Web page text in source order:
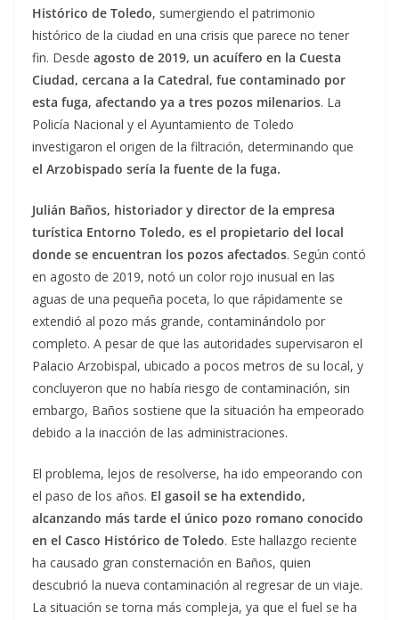
Histórico de Toledo, sumergiendo el patrimonio
histórico de la ciudad en una crisis que parece no tener
fin. Desde agosto de 2019, un acuífero en la Cuesta
Ciudad, cercana a la Catedral, fue contaminado por
esta fuga, afectando ya a tres pozos milenarios. La
Policía Nacional y el Ayuntamiento de Toledo
investigaron el origen de la filtración, determinando que
el Arzobispado sería la fuente de la fuga.
Julián Baños, historiador y director de la empresa
turística Entorno Toledo, es el propietario del local
donde se encuentran los pozos afectados. Según contó
en agosto de 2019, notó un color rojo inusual en las
aguas de una pequeña poceta, lo que rápidamente se
extendió al pozo más grande, contaminándolo por
completo. A pesar de que las autoridades supervisaron el
Palacio Arzobispal, ubicado a pocos metros de su local, y
concluyeron que no había riesgo de contaminación, sin
embargo, Baños sostiene que la situación ha empeorado
debido a la inacción de las administraciones.
El problema, lejos de resolverse, ha ido empeorando con
el paso de los años. El gasoil se ha extendido,
alcanzando más tarde el único pozo romano conocido
en el Casco Histórico de Toledo. Este hallazgo reciente
ha causado gran consternación en Baños, quien
descubrió la nueva contaminación al regresar de un viaje.
La situación se torna más compleja, ya que el fuel se ha